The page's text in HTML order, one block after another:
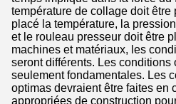
température de collage doit être
placé la température, la
et le rouleau presseur doit être
machines et matériaux, les
seront différents. Les conditions
seulement fondamentales. Les
optimas devraient être faites en
appropriées de construction